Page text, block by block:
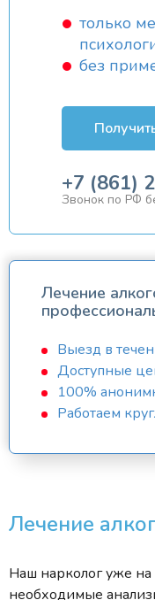
только
без
+7 (861)
Звонок по РФ
Лечение
Выезд в
Доступные
100%
Работаем
Лечение
Наш нарколог уже
необходимые